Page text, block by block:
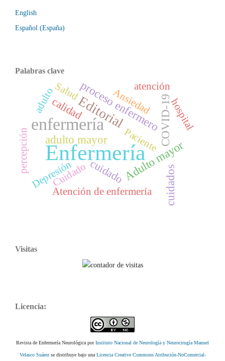
English
Español (España)
Palabras clave
Enfermería
enfermería
Editorial
Adulto mayor
proceso enfermero
adulto mayor
cuidados
COVID-19
cuidado
calidad
Cuidado
Atención de enfermería
Depresión
Paciente
hospital
percepción
adulto Ansiedad
atención
Salud
Visitas
Licencia:
Revista de Enfermería Neurológica porInstituto Nacional de Neurología y Neurocirugía Manuel
Velasco Suárezse distribuye bajo una Licencia Creative Commons Atribución-NoComercial-